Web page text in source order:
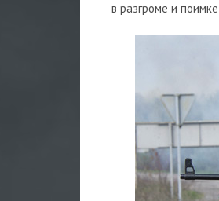
в разгроме и